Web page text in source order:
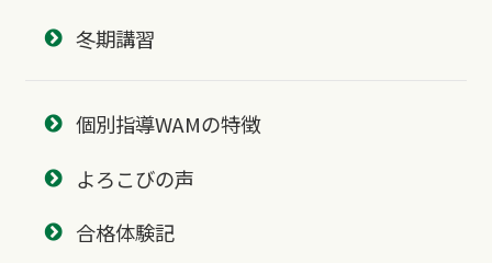
冬期講習
個別指導WAMの特徴
よろこびの声
合格体験記